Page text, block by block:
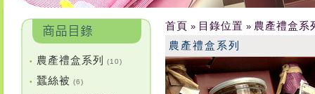
• 農產禮盒系列 (10)
• 蠶絲被 (6)
首頁 » 目錄位置 » 農產禮盒系
農產禮盒系列